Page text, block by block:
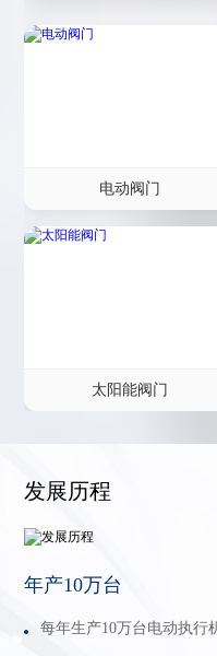
电动阀门
太阳能阀门
发展历程
年产10万台
每年生产10万台电动执行